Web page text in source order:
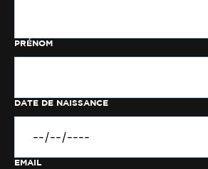
PRÉNOM
DATE DE NAISSANCE
EMAIL